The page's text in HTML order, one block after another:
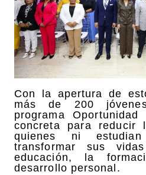
Con la apertura de
más de 200
programa
concreta para reducir
quienes ni
transformar sus
educación, la
desarrollo personal.